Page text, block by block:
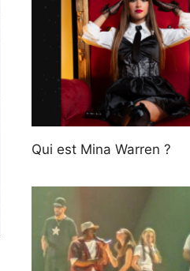
Qui est Mina Warren ?